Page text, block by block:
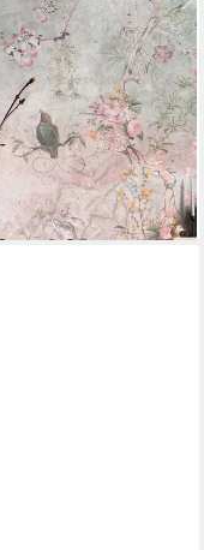
Blumen
für Schlafzimmer